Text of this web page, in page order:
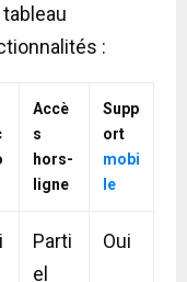
:
Accè
s
hors-
ligne
Supp
ort
mobi
le
Parti
el
Oui